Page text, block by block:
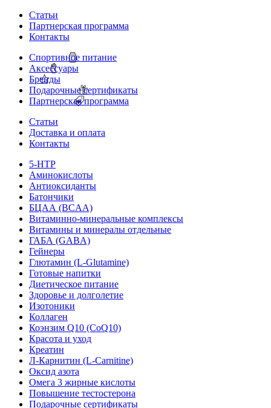
Статьи
Партнерская программа
Контакты
Спортивное питание
Аксессуары
Бренды
Подарочные сертификаты
Партнерская программа
Статьи
Доставка и оплата
Контакты
5-HTP
Аминокислоты
Антиоксиданты
Батончики
БЦАА (BCAA)
Витаминно-минеральные комплексы
Витамины и минералы отдельные
ГАБА (GABA)
Гейнеры
Глютамин (L-Glutamine)
Готовые напитки
Диетическое питание
Здоровье и долголетие
Изотоники
Коллаген
Коэнзим Q10 (CoQ10)
Красота и уход
Креатин
Л-Карнитин (L-Сarnitine)
Оксид азота
Омега 3 жирные кислоты
Повышение тестостерона
Подарочные сертификаты